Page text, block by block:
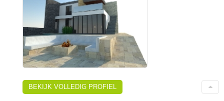
BEKIJK VOLLEDIG PROFIEL